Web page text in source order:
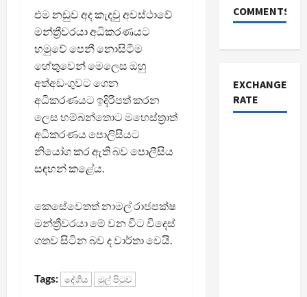
එම නඩුව අද කැදවු අවස්ථාවේ
මන්ත්‍රීවරයා අධිකරණයට
හමුවේ පෙනී නොසිටීම
හේතුවෙන් මෙලෙස ඔහු
අත්අඩංගුවට ගෙන
අධිකරණයට ඉදිරිපත් කරන
ලෙස හම්බන්තොට මහෙස්ත්‍රාත්
අධිකරණය පොලිසියට
නියෝග කර ඇති බව පොලීසිය
සඳහන් කළේය.
කෙසේවෙතත් නාමල් රාජපක්ෂ
මන්ත්‍රීවරයා මේ වන විට විදෙස්
ගතව සිටින බව ද වාර්තා වෙයි.
Tags: දේශීය මුල් පිටුව
COMMENTS
EXCHANGE
RATE